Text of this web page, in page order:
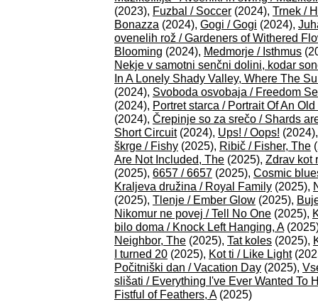
(2023), Fuzbal / Soccer (2024), Trnek /
Bonazza (2024), Gogi / Gogi (2024),
ovenelih rož / Gardeners of Withered
Blooming (2024), Medmorje / Isthmus
Nekje v samotni senčni dolini, kodar
In A Lonely Shady Valley, Where The
(2024), Svoboda osvobaja / Freedom
(2024), Portret starca / Portrait Of An
(2024), Črepinje so za srečo / Shards
Short Circuit(2024), Ups! / Oops!
škrge / Fishy (2025), Ribič / Fisher, The
Are Not Included, The (2025), Zdrav kot
(2025), 6657 / 6657 (2025), Cosmic
Kraljeva družina / Royal Family (2025),
(2025), Tlenje / Ember Glow (2025),
Nikomur ne povej / Tell No One (2025),
bilo doma / Knock Left Hanging, A
Neighbor, The (2025), Tat koles (2025),
I turned 20 (2025), Kot ti / Like Light
Počitniški dan / Vacation Day (2025),
slišati / Everything I've Ever Wanted To
Fistful of Feathers, A(2025)